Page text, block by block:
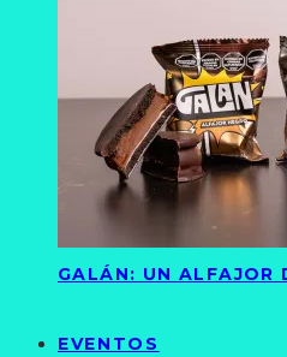
GALÁN: UN ALFAJOR
EVENTOS